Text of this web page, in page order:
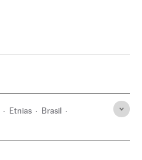
Etnias Brasil